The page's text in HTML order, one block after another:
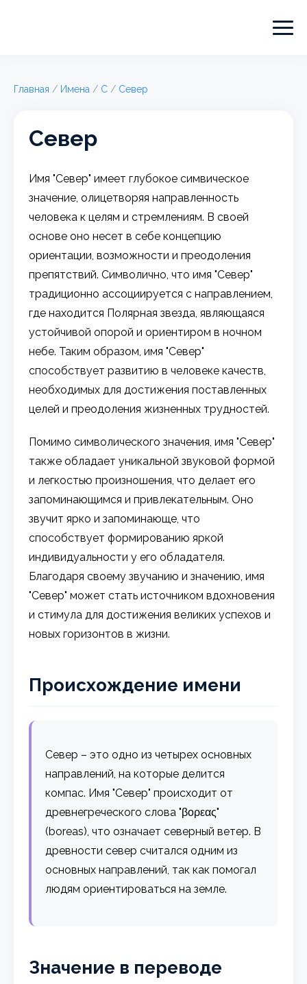
Главная / Имена / С / Север
Север
Имя "Север" имеет глубокое симвическое
значение, олицетворяя направленность
человека к целям и стремлениям. В своей
основе оно несет в себе концепцию
ориентации, возможности и преодоления
препятствий. Символично, что имя "Север"
традиционно ассоциируется с направлением,
где находится Полярная звезда, являющаяся
устойчивой опорой и ориентиром в ночном
небе. Таким образом, имя "Север"
способствует развитию в человеке качеств,
необходимых для достижения поставленных
целей и преодоления жизненных трудностей.
Помимо символического значения, имя "Север"
также обладает уникальной звуковой формой
и легкостью произношения, что делает его
запоминающимся и привлекательным. Оно
звучит ярко и запоминающе, что
способствует формированию яркой
индивидуальности у его обладателя.
Благодаря своему звучанию и значению, имя
"Север" может стать источником вдохновения
и стимула для достижения великих успехов и
новых горизонтов в жизни.
Происхождение имени
Север – это одно из четырех основных
направлений, на которые делится
компас. Имя "Север" происходит от
древнегреческого слова "βορεας"
(boreas), что означает северный ветер. В
древности север считался одним из
основных направлений, так как помогал
людям ориентироваться на земле.
Значение в переводе